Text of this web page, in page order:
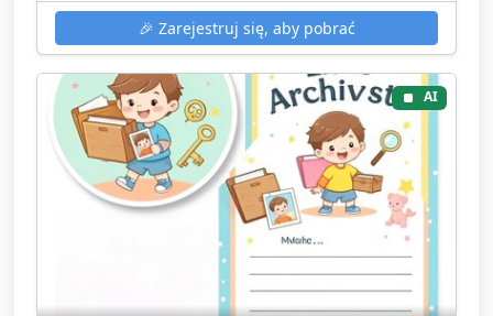
🎉 Zarejestruj się, aby pobrać
AI